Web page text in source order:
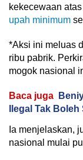
kekecewaan
upah minimum
*Aksi ini meluas
ribu pabrik.
mogok nasional
Baca juga
Ilegal Tak
Ia menjelaskan,
nasional mulai